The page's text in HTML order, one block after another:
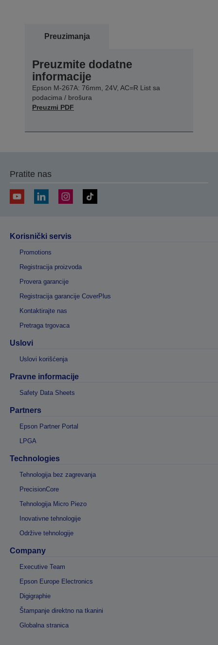
Preuzimanja
Preuzmite dodatne
informacije
Epson M-267A: 76mm, 24V, AC=R List sa
podacima / brošura
Preuzmi PDF
Pratite nas
Korisnički servis
Promotions
Registracija proizvoda
Provera garancije
Registracija garancije CoverPlus
Kontaktirajte nas
Pretraga trgovaca
Uslovi
Uslovi korišćenja
Pravne informacije
Safety Data Sheets
Partners
Epson Partner Portal
LPGA
Technologies
Tehnologija bez zagrevanja
PrecisionCore
Tehnologija Micro Piezo
Inovativne tehnologije
Održive tehnologije
Company
Executive Team
Epson Europe Electronics
Digigraphie
Štampanje direktno na tkanini
Globalna stranica